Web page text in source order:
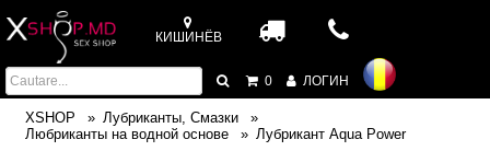
КИШИНЁВ
0 ЛОГИН
XSHOP
Лубриканты, Смазки
Любриканты на водной основе
Лубрикант Aqua Power